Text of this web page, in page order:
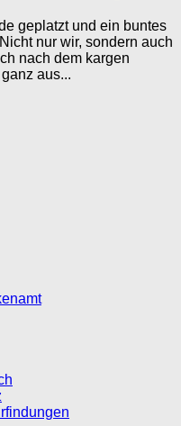
geplatzt und ein buntes
nur wir, sondern auch
nach dem kargen
aus...